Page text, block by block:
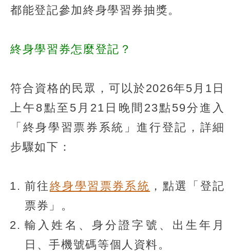
都能登記參加終身學習券抽獎。
終身學習券怎麼登記？
符合資格的民眾，可以於2026年5月1日
上午8點至5月21日晚間23點59分進入
「終身學習票券系統」進行登記，詳細
步驟如下：
前往 終身學習票券系統 ，點選「登記
票券」。
輸入姓名、身分證字號、出生年月
日、手機號碼等個人資料。